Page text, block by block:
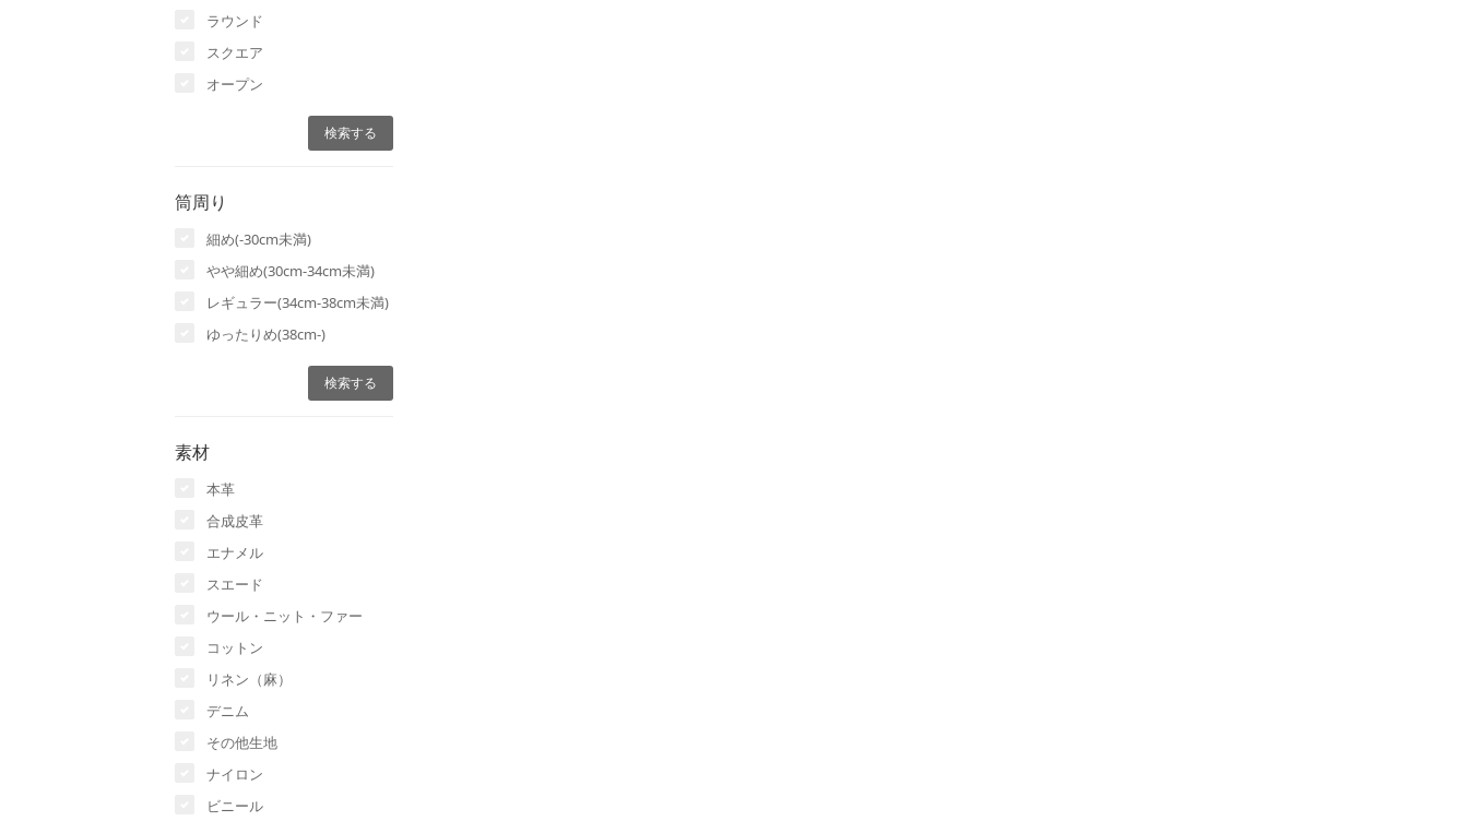
ラウンド
スクエア
オープン
筒周り
細め(-30cm未満)
やや細め(30cm-34cm未満)
レギュラー(34cm-38cm未満)
ゆったりめ(38cm-)
素材
本革
合成皮革
エナメル
スエード
ウール・ニット・ファー
コットン
リネン（麻）
デニム
その他生地
ナイロン
ビニール